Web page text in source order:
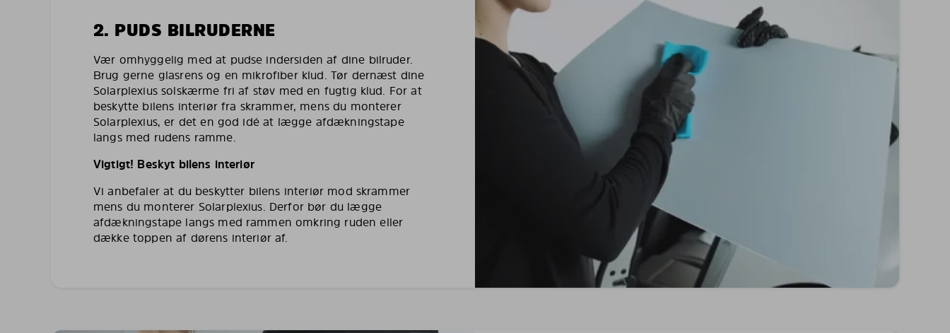
2. PUDS BILRUDERNE
Vær omhyggelig med at pudse indersiden af dine bilruder.
Brug gerne glasrens og en mikrofiber klud. Tør dernæst dine
Solarplexius solskærme fri af støv med en fugtig klud. For at
beskytte bilens interiør fra skrammer, mens du monterer
Solarplexius, er det en god idé at lægge afdækningstape
langs med rudens ramme.
Vigtigt! Beskyt bilens interiør
Vi anbefaler at du beskytter bilens interiør mod skrammer
mens du monterer Solarplexius. Derfor bør du lægge
afdækningstape langs med rammen omkring ruden eller
dække toppen af dørens interiør af.